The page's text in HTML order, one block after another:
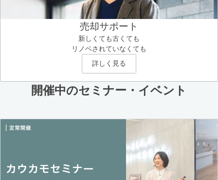
売却サポート
新しくても古くても
リノベされていなくても
詳しく見る
開催中のセミナー・イベント